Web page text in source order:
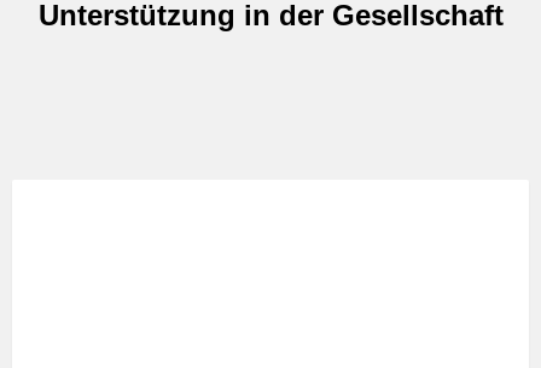
Unterstützung in der Gesellschaft